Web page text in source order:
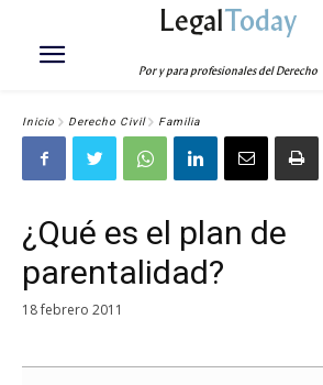
LegalToday
Por y para profesionales del Derecho
Inicio Derecho Civil Familia
¿Qué es el plan de
parentalidad?
18 febrero 2011